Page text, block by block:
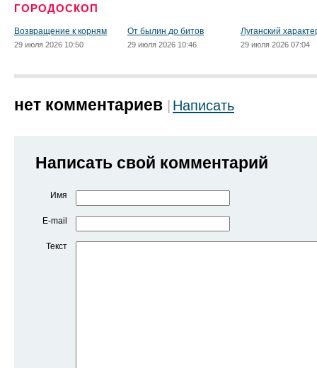
ГОРОДОСКОП
Возвращение к корням
29 июля 2026 10:50
От былин до битов
29 июля 2026 10:46
Луганский
29 июля 2026 07:04
нет комментариев Написать
Написать свой комментарий
Имя
E-mail
Текст